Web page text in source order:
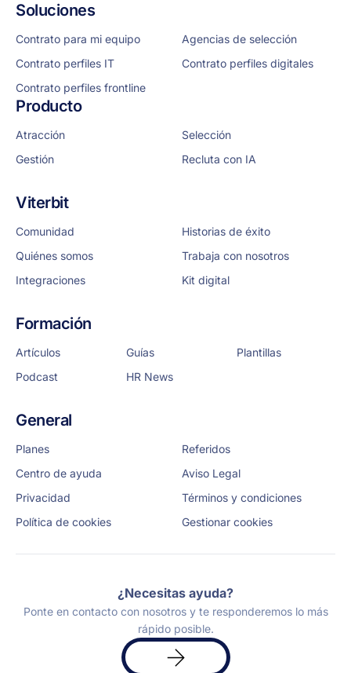
Soluciones
Contrato para mi equipo
Agencias de selección
Contrato perfiles IT
Contrato perfiles digitales
Contrato perfiles frontline
Producto
Atracción
Selección
Gestión
Recluta con IA
Viterbit
Comunidad
Historias de éxito
Quiénes somos
Trabaja con nosotros
Integraciones
Kit digital
Formación
Artículos Guías
Plantillas
Podcast
HR News
General
Planes
Referidos
Centro de ayuda
Aviso Legal
Privacidad
Términos y condiciones
Política de cookies
Gestionar cookies
¿Necesitas ayuda?
Ponte en contacto con nosotros y te responderemos lo más
rápido posible.
Solicita
una
demo